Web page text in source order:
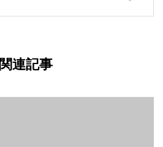
関連記事